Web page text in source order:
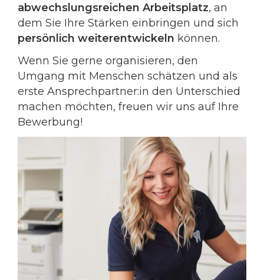
abwechslungsreichen Arbeitsplatz, an
dem Sie Ihre Stärken einbringen und sich
persönlich weiterentwickeln können.
Wenn Sie gerne organisieren, den
Umgang mit Menschen schätzen und als
erste Ansprechpartner:in den Unterschied
machen möchten, freuen wir uns auf Ihre
Bewerbung!